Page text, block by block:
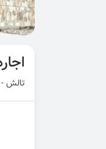
تالش -